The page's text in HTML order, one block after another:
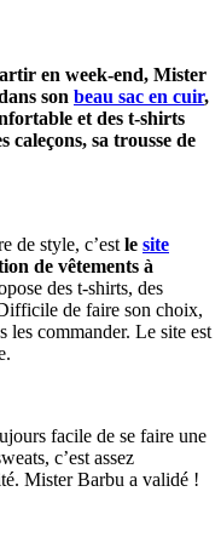
en week-end, Mister
son beau sac en cuir,
et des t-shirts
caleçons, sa trousse de
de style, c’est le site
de vêtements à
des t-shirts, des
de faire son choix,
les commander. Le site est
facile de se faire une
c’est assez
Mister Barbu a validé !